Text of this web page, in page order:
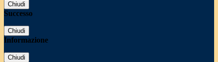
Chiudi
Successo
Chiudi
Informazione
Chiudi